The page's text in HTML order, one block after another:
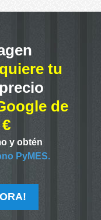
tu
de
y obtén
PyMES.